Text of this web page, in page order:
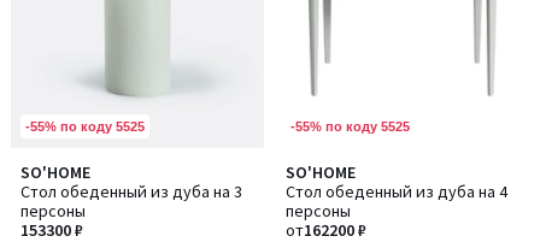
-55% по коду 5525
SO'HOME
Стол обеденный из дуба на 3
персоны
153300 ₽
Количество
цветов:
4
-55% по коду 5525
SO'HOME
Стол обеденный из дуба на 4
персоны
от162200 ₽
Количество
цветов:
5